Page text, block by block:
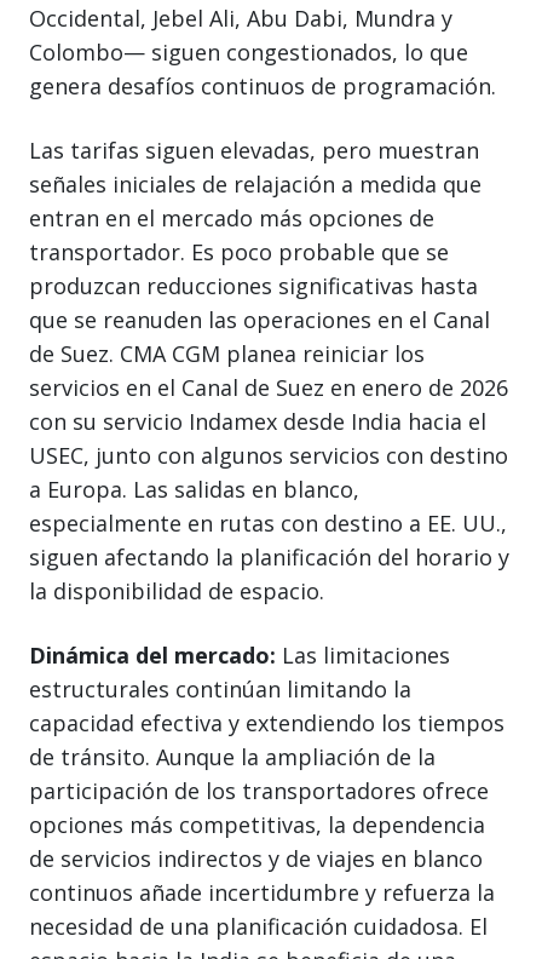
Occidental, Jebel Ali, Abu Dabi, Mundra y
Colombo— siguen congestionados, lo que
genera desafíos continuos de programación.
Las tarifas siguen elevadas, pero muestran
señales iniciales de relajación a medida que
entran en el mercado más opciones de
transportador. Es poco probable que se
produzcan reducciones significativas hasta
que se reanuden las operaciones en el Canal
de Suez. CMA CGM planea reiniciar los
servicios en el Canal de Suez en enero de 2026
con su servicio Indamex desde India hacia el
USEC, junto con algunos servicios con destino
a Europa. Las salidas en blanco,
especialmente en rutas con destino a EE. UU.,
siguen afectando la planificación del horario y
la disponibilidad de espacio.
Dinámica del mercado: Las limitaciones
estructurales continúan limitando la
capacidad efectiva y extendiendo los tiempos
de tránsito. Aunque la ampliación de la
participación de los transportadores ofrece
opciones más competitivas, la dependencia
de servicios indirectos y de viajes en blanco
continuos añade incertidumbre y refuerza la
necesidad de una planificación cuidadosa. El